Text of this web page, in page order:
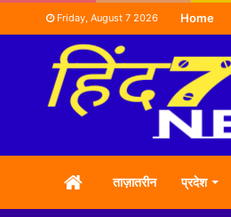
Friday, August 7 2026 Home
HOMEताज़ातरीन प्रदेश